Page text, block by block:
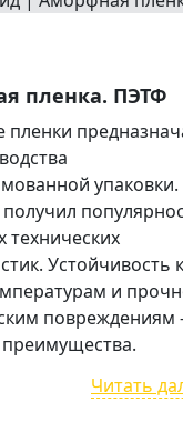
пленка. ПЭТФ
упаковки.
технических
Устойчивость к
и
повреждениям
Читать